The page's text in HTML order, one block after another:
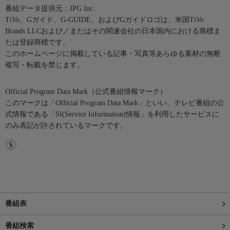
番組データ提供元：IPG Inc.
TiVo、Gガイド、G-GUIDE、およびGガイドロゴは、米国TiVo
Brands LLCおよび／またはその関連会社の日本国内における商標ま
たは登録商標です。
このホームページに掲載している記事・写真等あらゆる素材の無断
複写・転載を禁じます。
Official Program Data Mark（公式番組情報マーク）
このマークは「Official Program Data Mark」といい、テレビ番組の公
式情報である「SI(Service Information)情報」を利用したサービスに
のみ表記が許されているマークです。
番組表
番組検索